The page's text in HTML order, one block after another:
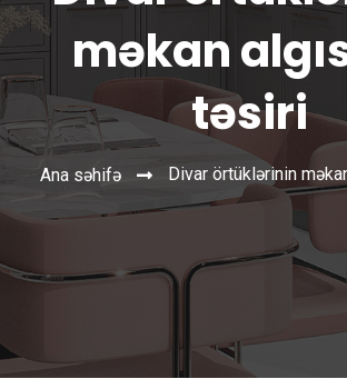
məkan
təsiri
Ana səhifə Divar örtüklərinin